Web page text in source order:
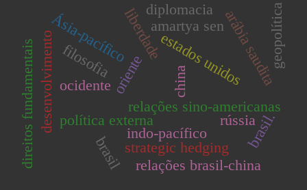
ocidenteoriente
filosofia liberdadeamartya sen
china
estados unidos
relações sino-americanas
política externa rússia
Ásia-pacífico
indo-pacífico
arábia saudita
strategic hedging
brasil relações brasil-china
desenvolvimento
direitos fundamentais brasil.
geopolítica
diplomacia